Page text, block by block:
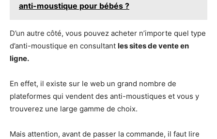
anti-moustique pour bébés ?
D’un autre côté, vous pouvez acheter n’importe quel type
d’anti-moustique en consultant les sites de vente en
ligne.
En effet, il existe sur le web un grand nombre de
plateformes qui vendent des anti-moustiques et vous y
trouverez une large gamme de choix.
Mais attention, avant de passer la commande, il faut lire